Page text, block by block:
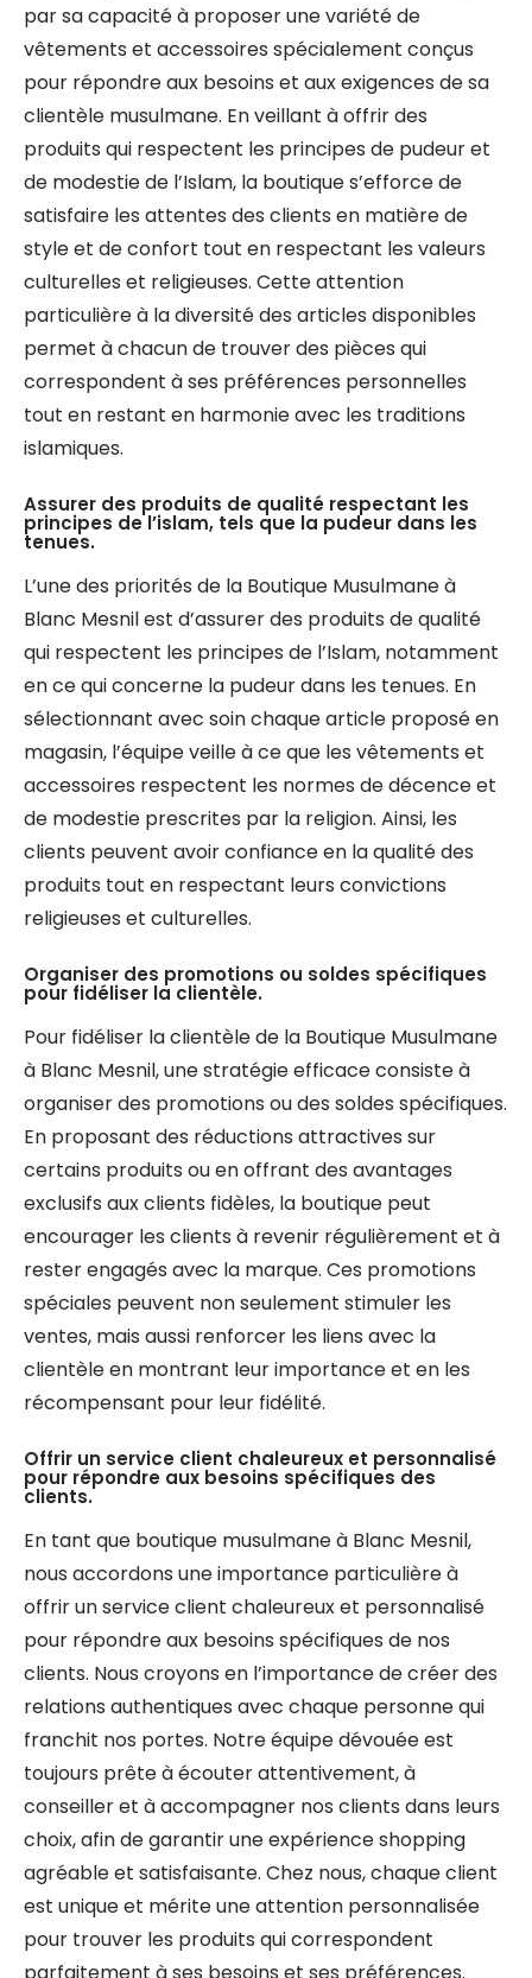
par sa capacité à proposer une variété de
vêtements et accessoires spécialement conçus
pour répondre aux besoins et aux exigences de sa
clientèle musulmane. En veillant à offrir des
produits qui respectent les principes de pudeur et
de modestie de l’Islam, la boutique s’efforce de
satisfaire les attentes des clients en matière de
style et de confort tout en respectant les valeurs
culturelles et religieuses. Cette attention
particulière à la diversité des articles disponibles
permet à chacun de trouver des pièces qui
correspondent à ses préférences personnelles
tout en restant en harmonie avec les traditions
islamiques.
Assurer des produits de qualité respectant les
principes de l’islam, tels que la pudeur dans les
tenues.
L’une des priorités de la Boutique Musulmane à
Blanc Mesnil est d’assurer des produits de qualité
qui respectent les principes de l’Islam, notamment
en ce qui concerne la pudeur dans les tenues. En
sélectionnant avec soin chaque article proposé en
magasin, l’équipe veille à ce que les vêtements et
accessoires respectent les normes de décence et
de modestie prescrites par la religion. Ainsi, les
clients peuvent avoir confiance en la qualité des
produits tout en respectant leurs convictions
religieuses et culturelles.
Organiser des promotions ou soldes spécifiques
pour fidéliser la clientèle.
Pour fidéliser la clientèle de la Boutique Musulmane
à Blanc Mesnil, une stratégie efficace consiste à
organiser des promotions ou des soldes spécifiques.
En proposant des réductions attractives sur
certains produits ou en offrant des avantages
exclusifs aux clients fidèles, la boutique peut
encourager les clients à revenir régulièrement et à
rester engagés avec la marque. Ces promotions
spéciales peuvent non seulement stimuler les
ventes, mais aussi renforcer les liens avec la
clientèle en montrant leur importance et en les
récompensant pour leur fidélité.
Offrir un service client chaleureux et personnalisé
pour répondre aux besoins spécifiques des
clients.
En tant que boutique musulmane à Blanc Mesnil,
nous accordons une importance particulière à
offrir un service client chaleureux et personnalisé
pour répondre aux besoins spécifiques de nos
clients. Nous croyons en l’importance de créer des
relations authentiques avec chaque personne qui
franchit nos portes. Notre équipe dévouée est
toujours prête à écouter attentivement, à
conseiller et à accompagner nos clients dans leurs
choix, afin de garantir une expérience shopping
agréable et satisfaisante. Chez nous, chaque client
est unique et mérite une attention personnalisée
pour trouver les produits qui correspondent